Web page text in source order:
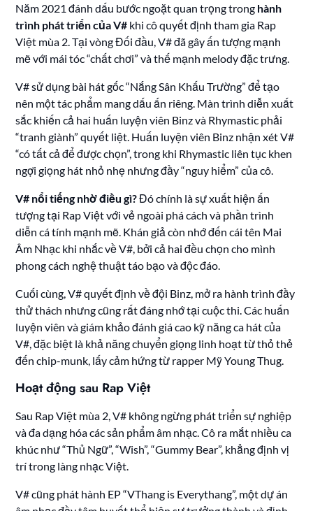
Năm 2021 đánh dấu bước ngoặt quan trọng trong hành
trình phát triển của V# khi cô quyết định tham gia Rap
Việt mùa 2. Tại vòng Đối đầu, V# đã gây ấn tượng mạnh
mẽ với mái tóc “chất chơi” và thế mạnh melody đặc trưng.
V# sử dụng bài hát gốc “Nắng Sân Khấu Trường” để tạo
nên một tác phẩm mang dấu ấn riêng. Màn trình diễn xuất
sắc khiến cả hai huấn luyện viên Binz và Rhymastic phải
“tranh giành” quyết liệt. Huấn luyện viên Binz nhận xét V#
“có tất cả để được chọn”, trong khi Rhymastic liên tục khen
ngợi giọng hát nhỏ nhẹ nhưng đầy “nguy hiểm” của cô.
V# nổi tiếng nhờ điều gì?Đó chính là sự xuất hiện ấn
tượng tại Rap Việt với vẻ ngoài phá cách và phần trình
diễn cá tính mạnh mẽ. Khán giả còn nhớ đến cái tên Mai
Âm Nhạc khi nhắc về V#, bởi cả hai đều chọn cho mình
phong cách nghệ thuật táo bạo và độc đáo.
Cuối cùng, V# quyết định về đội Binz, mở ra hành trình đầy
thử thách nhưng cũng rất đáng nhớ tại cuộc thi. Các huấn
luyện viên và giám khảo đánh giá cao kỹ năng ca hát của
V#, đặc biệt là khả năng chuyển giọng linh hoạt từ thỏ thẻ
đến chip-munk, lấy cảm hứng từ rapper Mỹ Young Thug.
Hoạt động sau Rap Việt
Sau Rap Việt mùa 2, V# không ngừng phát triển sự nghiệp
và đa dạng hóa các sản phẩm âm nhạc. Cô ra mắt nhiều ca
khúc như “Thủ Ngữ”, “Wish”, “Gummy Bear”, khẳng định vị
trí trong làng nhạc Việt.
V# cũng phát hành EP “VThang is Everythang”, một dự án